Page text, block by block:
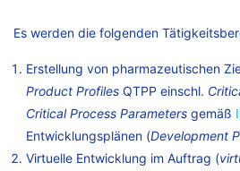
Es werden die folgenden
Erstellung von pharmazeutischen
Product Profiles QTPP einschl.
Critical Process Parameters gemäß
Entwicklungsplänen (Development
Virtuelle Entwicklung im Auftrag (